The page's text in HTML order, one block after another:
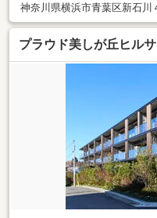
神奈川県横浜市青葉区新石川
プラウド美しが丘ヒル